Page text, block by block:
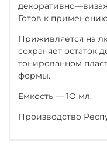
Готов к
Приживляется на
сохраняет остаток
тонированном
формы.
Емкость — 1O мл.
Производство